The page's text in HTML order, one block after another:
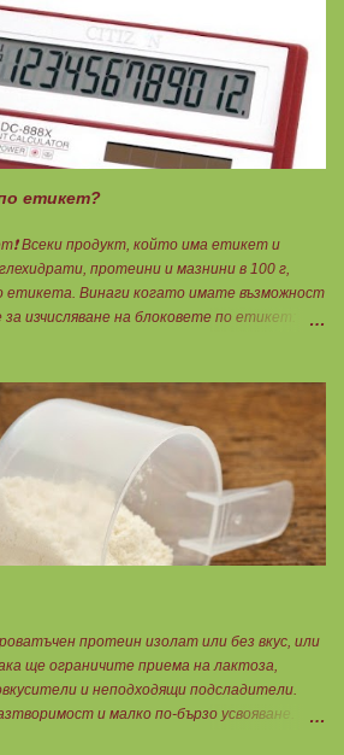
етикет?
Всеки продукт, който има етикет и
протеини и мазнини в 100 г,
етикета. Винаги когато имате възможност
изчисляване на блоковете по етикет:
въглехидрати за 1 блок.
мазнини в 100 г продукт = мазнините за
протеин изолат или без вкус, или
ще ограничите приема на лактоза,
и неподходящи подсладители.
и малко по-бързо усвояване.